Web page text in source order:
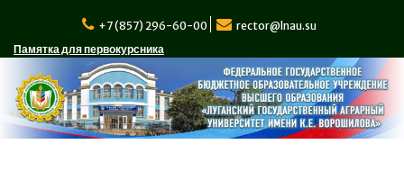
содержимому
+7 (857) 296-60-00
rector@lnau.su
Памятка для первокурсника